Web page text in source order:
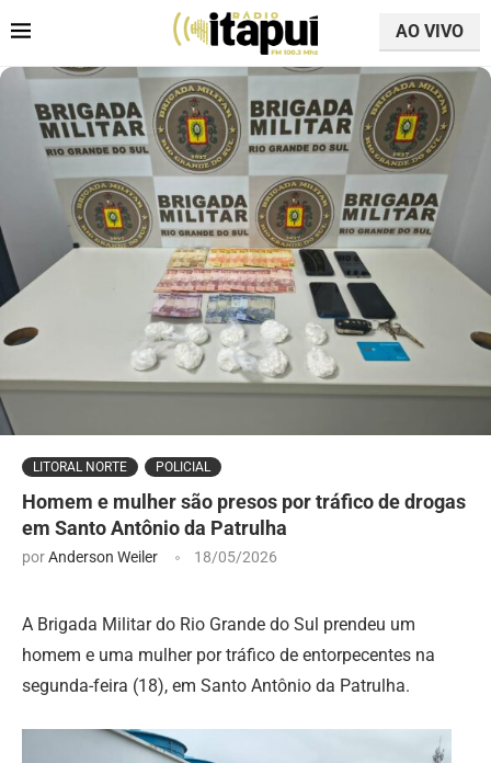
AO VIVO
LITORAL NORTE POLICIAL
Homem e mulher são presos por tráfico de drogas
em Santo Antônio da Patrulha
porAnderson Weiler 18/05/2026
A Brigada Militar do Rio Grande do Sul prendeu um
homem e uma mulher por tráfico de entorpecentes na
segunda-feira (18), em Santo Antônio da Patrulha.